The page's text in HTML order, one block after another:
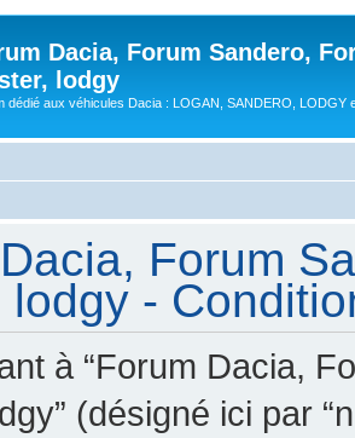
Dacia, Forum Sandero,
lodgy
dédié aux véhicules Dacia : LOGAN, SANDERO, LODGY
Forum
lodgy -
à “Forum Dacia,
(désigné ici par